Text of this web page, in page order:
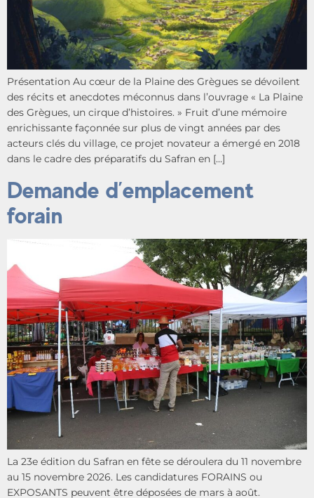
Présentation Au cœur de la Plaine des Grègues se dévoilent
des récits et anecdotes méconnus dans l’ouvrage « La Plaine
des Grègues, un cirque d’histoires. » Fruit d’une mémoire
enrichissante façonnée sur plus de vingt années par des
acteurs clés du village, ce projet novateur a émergé en 2018
dans le cadre des préparatifs du Safran en […]
Demande d’emplacement
forain
La 23e édition du Safran en fête se déroulera du 11 novembre
au 15 novembre 2026. Les candidatures FORAINS ou
EXPOSANTS peuvent être déposées de mars à août.